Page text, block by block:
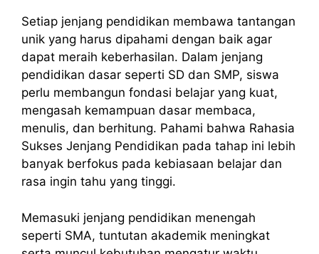
Setiap jenjang pendidikan membawa tantangan
unik yang harus dipahami dengan baik agar
dapat meraih keberhasilan. Dalam jenjang
pendidikan dasar seperti SD dan SMP, siswa
perlu membangun fondasi belajar yang kuat,
mengasah kemampuan dasar membaca,
menulis, dan berhitung. Pahami bahwa Rahasia
Sukses Jenjang Pendidikan pada tahap ini lebih
banyak berfokus pada kebiasaan belajar dan
rasa ingin tahu yang tinggi.
Memasuki jenjang pendidikan menengah
seperti SMA, tuntutan akademik meningkat